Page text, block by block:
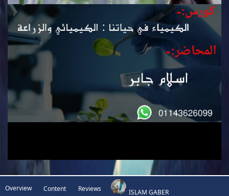
Overview Content Reviews ISLAM GABER